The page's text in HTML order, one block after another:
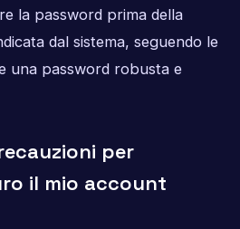
la password prima della
dal sistema, seguendo le
una password robusta e
per
il mio account